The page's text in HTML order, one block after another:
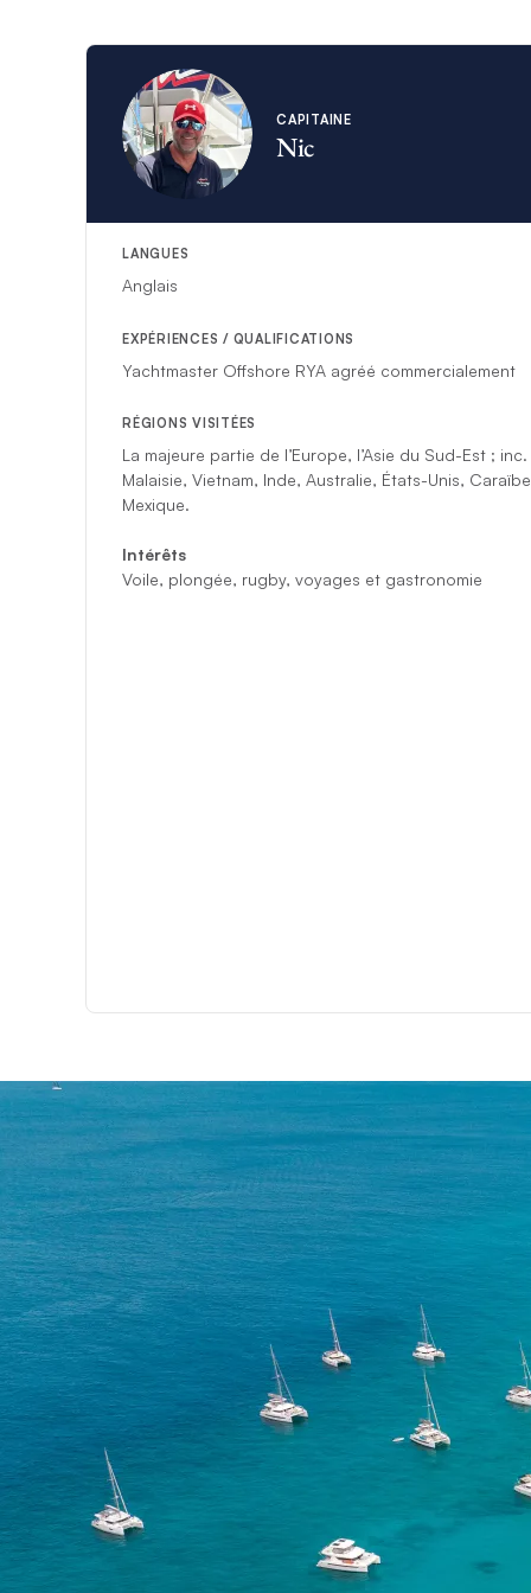
mémorables,
La navigation est
aventures aux
rencontres créent
Avec le capitaine
unique, ponctuée
*Si des
compétent le
CAPITAINE
Nic
LANGUES
Anglais
EXPÉRIENCES / QUALIFICATIONS
Yachtmaster Offshore RYA agréé commercialement
RÉGIONS VISITÉES
​​La majeure partie de l’Europe, l’Asie du Sud-Est ;
Malaisie, Vietnam, Inde, Australie, États-Unis,
Mexique.
Intérêts
Voile, plongée, rugby, voyages et gastronomie